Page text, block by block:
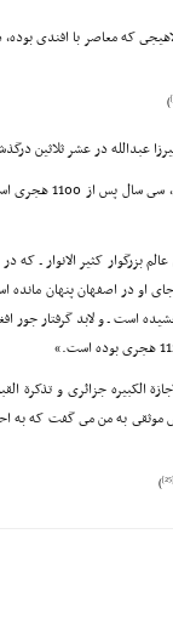
که معاصر با افندى بوده،
)
عبدالله در عشر ثلاثین
صاحب روضات در این
بزرگوار کثیر الانوار ـ
او در اصفهان پنهان مانده
است ـ و لابد گرفتار
الکبیره جزائرى و تذکرة
موثقى به من مى گفت که به
[25]
)